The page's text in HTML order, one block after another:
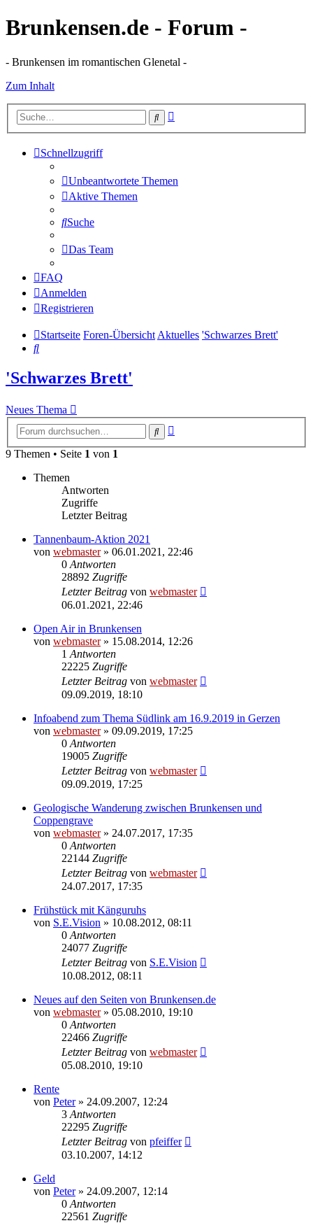
Brunkensen.de - Forum -
- Brunkensen im romantischen Glenetal -
Zum Inhalt
Suche
Schnellzugriff
Unbeantwortete Themen
Aktive Themen
Suche
Das Team
FAQ
Anmelden
Registrieren
Startseite Foren-ÜbersichtAktuelles 'Schwarzes Brett'
Suche
'Schwarzes Brett'
Neues Thema
Suche
9 Themen • Seite 1 von 1
Themen
Antworten
Zugriffe
Letzter Beitrag
Tannenbaum-Aktion 2021
von webmaster» 06.01.2021, 22:46
0 Antworten
28892 Zugriffe
Letzter Beitrag von webmaster
06.01.2021, 22:46
Open Air in Brunkensen
von webmaster» 15.08.2014, 12:26
1 Antworten
22225 Zugriffe
Letzter Beitrag von webmaster
09.09.2019, 18:10
Infoabend zum Thema Südlink am 16.9.2019 in Gerzen
von webmaster» 09.09.2019, 17:25
0 Antworten
19005 Zugriffe
Letzter Beitrag von webmaster
09.09.2019, 17:25
Geologische Wanderung zwischen Brunkensen und
Coppengrave
von webmaster» 24.07.2017, 17:35
0 Antworten
22144 Zugriffe
Letzter Beitrag von webmaster
24.07.2017, 17:35
Frühstück mit Känguruhs
von S.E.Vision » 10.08.2012, 08:11
0 Antworten
24077 Zugriffe
Letzter Beitrag von S.E.Vision
10.08.2012, 08:11
Neues auf den Seiten von Brunkensen.de
von webmaster» 05.08.2010, 19:10
0 Antworten
22466 Zugriffe
Letzter Beitrag von webmaster
05.08.2010, 19:10
Rente
von Peter» 24.09.2007, 12:24
3 Antworten
22295 Zugriffe
Letzter Beitrag von pfeiffer
03.10.2007, 14:12
Geld
von Peter» 24.09.2007, 12:14
0 Antworten
22561 Zugriffe